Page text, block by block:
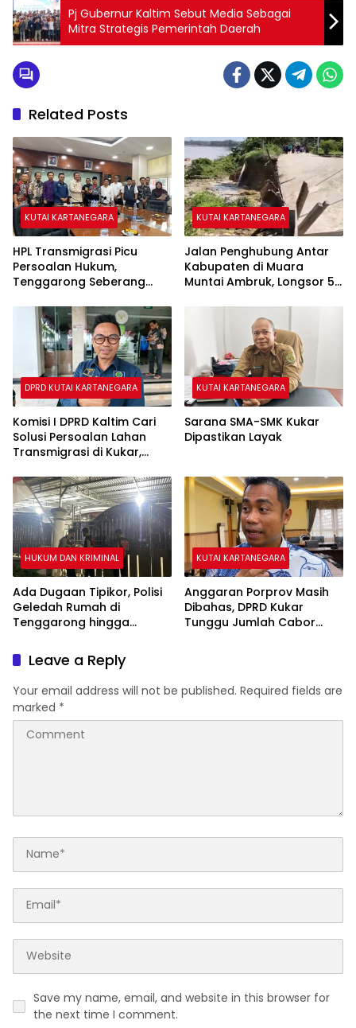
Pj Gubernur Kaltim Sebut Media Sebagai
Mitra Strategis Pemerintah Daerah
Related Posts
KUTAI KARTANEGARA
HPL Transmigrasi Picu
Persoalan Hukum,
Tenggarong Seberang
Permasalahan Terbanyak
di Kukar
KUTAI KARTANEGARA
Jalan Penghubung Antar
Kabupaten di Muara
Muntai Ambruk, Longsor 50
DPRD KUTAI KARTANEGARA
Komisi I DPRD Kaltim Cari
Solusi Persoalan Lahan
Transmigrasi di Kukar,
Terulang
KUTAI KARTANEGARA
Sarana SMA-SMK Kukar
Dipastikan Layak
HUKUM DAN KRIMINAL
Ada Dugaan Tipikor, Polisi
Geledah Rumah di
Tenggarong hingga
KUTAI KARTANEGARA
Anggaran Porprov Masih
Dibahas, DPRD Kukar
Tunggu Jumlah Cabor
Leave a Reply
Your email address will not be published. Required fields are
marked *
Save my name, email, and website in this browser for
the next time I comment.